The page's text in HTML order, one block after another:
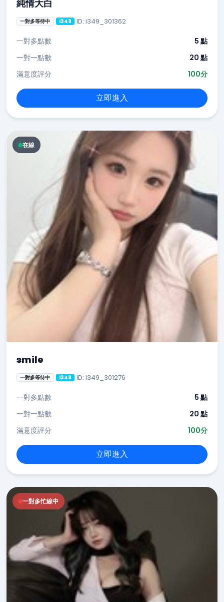
純情大白
一對多等待中 i349 ID: i349_301362
一對多點數
5 點
一對一點數
20 點
滿意度評分
100分
立即進入
在線
smile
一對多等待中 i349 ID: i349_301276
一對多點數
5 點
一對一點數
20 點
滿意度評分
100分
立即進入
一對多忙線中